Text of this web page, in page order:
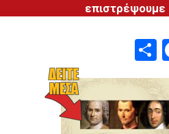
επιστρέψουμε